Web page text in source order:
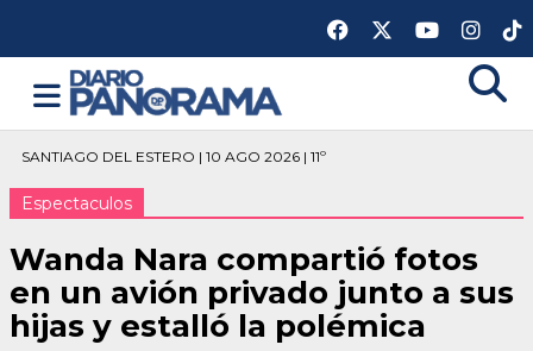
SANTIAGO DEL ESTERO | 10 AGO 2026 | 11º
Espectaculos
Wanda Nara compartió fotos
en un avión privado junto a sus
hijas y estalló la polémica